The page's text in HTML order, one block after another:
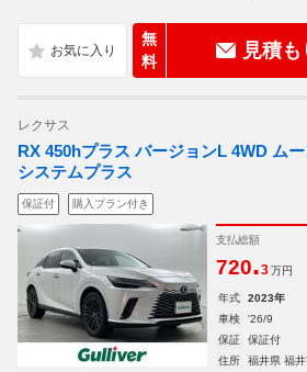
無
料
見積
レクサス
RX 450hプラス バージョンL 4WD ム
システムプラス
保証付 購入プラン付き
支払総額
720.3 万円
年式 2023年
車検
'26/9
保証
保証付
住所
福井県 福